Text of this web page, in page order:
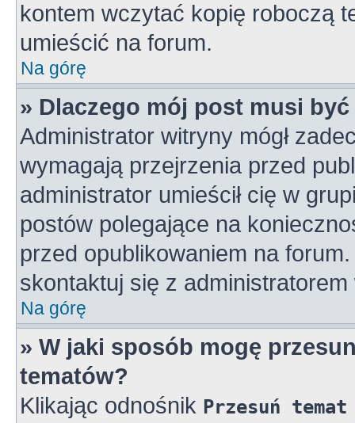
kontem wczytać kopię roboczą
umieścić na forum.
Na górę
» Dlaczego mój post musi
Administrator witryny mógł
wymagają przejrzenia przed
administrator umieścił cię w
postów polegające na
przed opublikowaniem na
skontaktuj się z administratorem
Na górę
» W jaki sposób mogę
tematów?
Klikając odnośnik Przesuń